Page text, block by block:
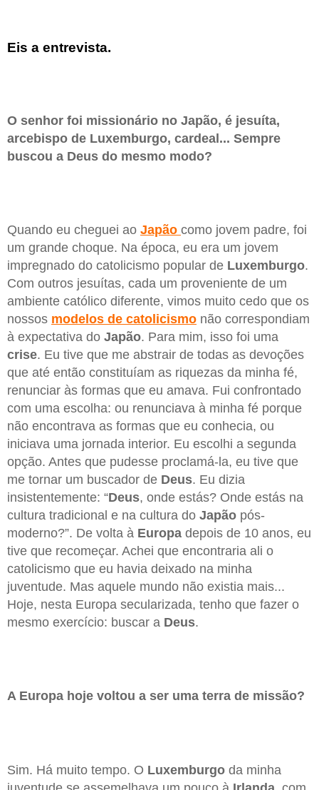
Eis a entrevista.
O senhor foi missionário no Japão, é jesuíta,
arcebispo de Luxemburgo, cardeal... Sempre
buscou a Deus do mesmo modo?
Quando eu cheguei ao Japão como jovem padre, foi
um grande choque. Na época, eu era um jovem
impregnado do catolicismo popular de Luxemburgo.
Com outros jesuítas, cada um proveniente de um
ambiente católico diferente, vimos muito cedo que os
nossos modelos de catolicismo não correspondiam
à expectativa do Japão. Para mim, isso foi uma
crise. Eu tive que me abstrair de todas as devoções
que até então constituíam as riquezas da minha fé,
renunciar às formas que eu amava. Fui confrontado
com uma escolha: ou renunciava à minha fé porque
não encontrava as formas que eu conhecia, ou
iniciava uma jornada interior. Eu escolhi a segunda
opção. Antes que pudesse proclamá-la, eu tive que
me tornar um buscador de Deus. Eu dizia
insistentemente: “Deus, onde estás? Onde estás na
cultura tradicional e na cultura do Japão pós-
moderno?”. De volta à Europa depois de 10 anos, eu
tive que recomeçar. Achei que encontraria ali o
catolicismo que eu havia deixado na minha
juventude. Mas aquele mundo não existia mais...
Hoje, nesta Europa secularizada, tenho que fazer o
mesmo exercício: buscar a Deus.
A Europa hoje voltou a ser uma terra de missão?
Sim. Há muito tempo. O Luxemburgo da minha